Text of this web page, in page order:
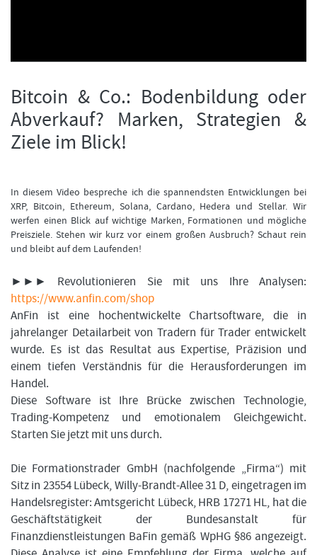
Bitcoin & Co.: Bodenbildung oder
Abverkauf? Marken, Strategien &
Ziele im Blick!
In diesem Video bespreche ich die spannendsten Entwicklungen bei
XRP, Bitcoin, Ethereum, Solana, Cardano, Hedera und Stellar. Wir
werfen einen Blick auf wichtige Marken, Formationen und mögliche
Preisziele. Stehen wir kurz vor einem großen Ausbruch? Schaut rein
und bleibt auf dem Laufenden!
►►► Revolutionieren Sie mit uns Ihre Analysen:
https://www.anfin.com/shop
AnFin ist eine hochentwickelte Chartsoftware, die in
jahrelanger Detailarbeit von Tradern für Trader entwickelt
wurde. Es ist das Resultat aus Expertise, Präzision und
einem tiefen Verständnis für die Herausforderungen im
Handel.
Diese Software ist Ihre Brücke zwischen Technologie,
Trading-Kompetenz und emotionalem Gleichgewicht.
Starten Sie jetzt mit uns durch.
Die Formationstrader GmbH (nachfolgende „Firma“) mit
Sitz in 23554 Lübeck, Willy-Brandt-Allee 31 D, eingetragen im
Handelsregister: Amtsgericht Lübeck, HRB 17271 HL, hat die
Geschäftstätigkeit der Bundesanstalt für
Finanzdienstleistungen BaFin gemäß WpHG §86 angezeigt.